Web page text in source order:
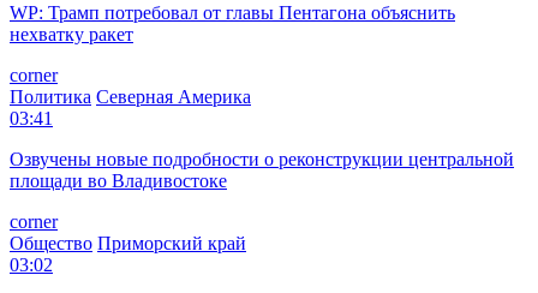
WP: Трамп потребовал от главы Пентагона объяснить
нехватку ракет
corner
Политика Северная Америка
03:41
Озвучены новые подробности о реконструкции центральной
площади во Владивостоке
corner
Общество Приморский край
03:02